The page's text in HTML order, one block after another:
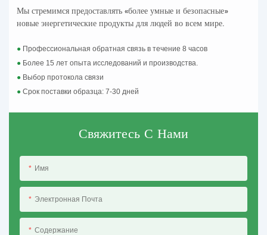
Мы стремимся предоставлять «более умные и безопасные»
новые энергетические продукты для людей во всем мире.
● Профессиональная обратная связь в течение 8 часов
● Более 15 лет опыта исследований и производства.
● Выбор протокола связи
●Срок поставки образца: 7-30 дней
Свяжитесь С Нами
Имя
Электронная Почта
Содержание